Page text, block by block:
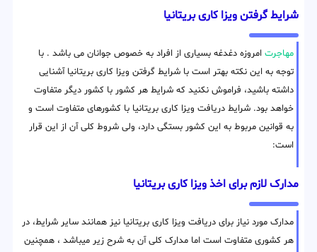
شرایط گرفتن ویزا کاری بریتانیا
مهاجرت امروزه دغدغه بسیاری از افراد به خصوص جوانان می باشد . با
توجه به این نکته بهتر است با شرایط گرفتن ویزا کاری بریتانیا آشنایی
داشته باشید، فراموش نکنید که شرایط هر کشور با کشور دیگر متفاوت
خواهد بود. شرایط دریافت ویزا کاری بریتانیا با کشورهای متفاوت است و
به قوانین مربوط به این کشور بستگی دارد، ولی شروط کلی آن از این قرار
است:
مدارک لازم برای اخذ ویزا کاری بریتانیا
مدارک مورد نیاز برای دریافت ویزا کاری بریتانیا نیز همانند سایر شرایط، در
هر کشوری متفاوت است اما مدارک کلی آن به شرح زیر میباشد ، همچنین